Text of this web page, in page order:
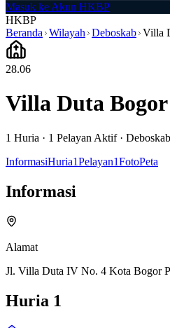
Masuk ke Akun HKBP
HKBP
Beranda Wilayah Deboskab Villa
28.06
Villa Duta Bogor
1 Huria · 1 Pelayan Aktif· Deboskab
InformasiHuria1Pelayan1FotoPeta
Informasi
Alamat
Jl. Villa Duta IV No. 4 Kota Bogor
Huria 1